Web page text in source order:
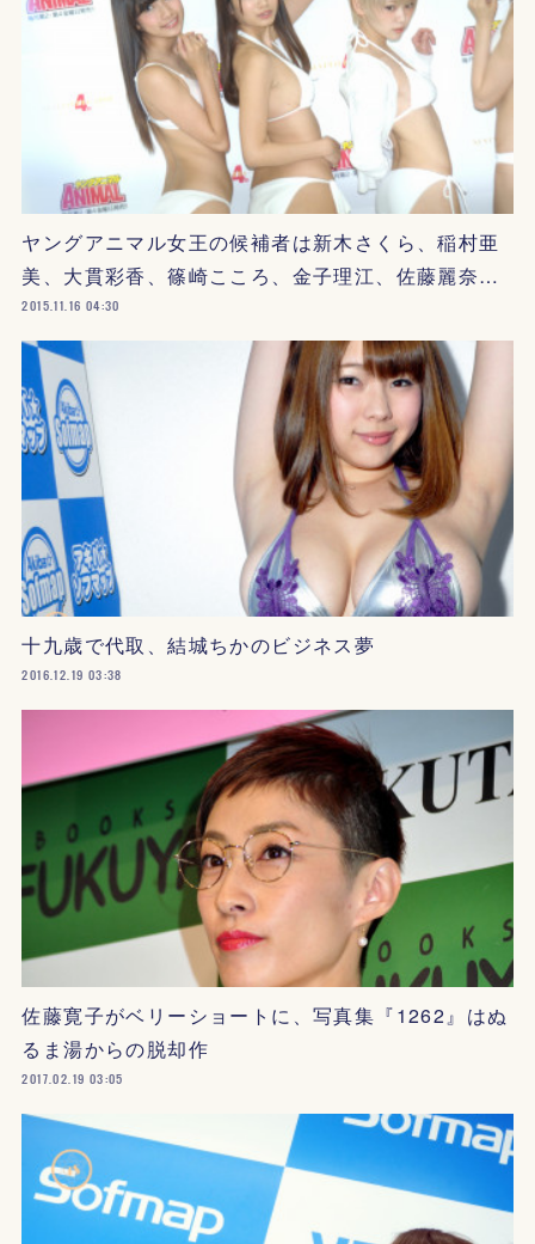
ヤングアニマル女王の候補者は新木さくら、稲村亜
美、大貫彩香、篠崎こころ、金子理江、佐藤麗奈…
2015.11.16 04:30
十九歳で代取、結城ちかのビジネス夢
2016.12.19 03:38
佐藤寛子がベリーショートに、写真集『1262』はぬ
るま湯からの脱却作
2017.02.19 03:05